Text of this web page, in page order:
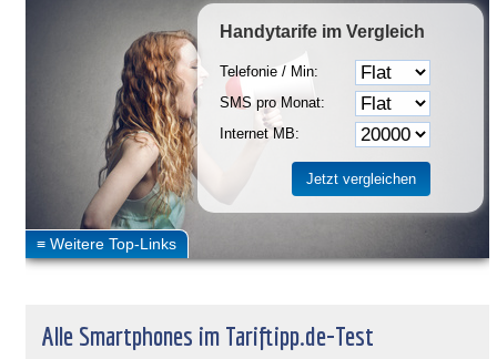
Handytarife im Vergleich
Telefonie / Min:
SMS pro Monat:
Internet MB:
Alle Smartphones im Tariftipp.de-Test